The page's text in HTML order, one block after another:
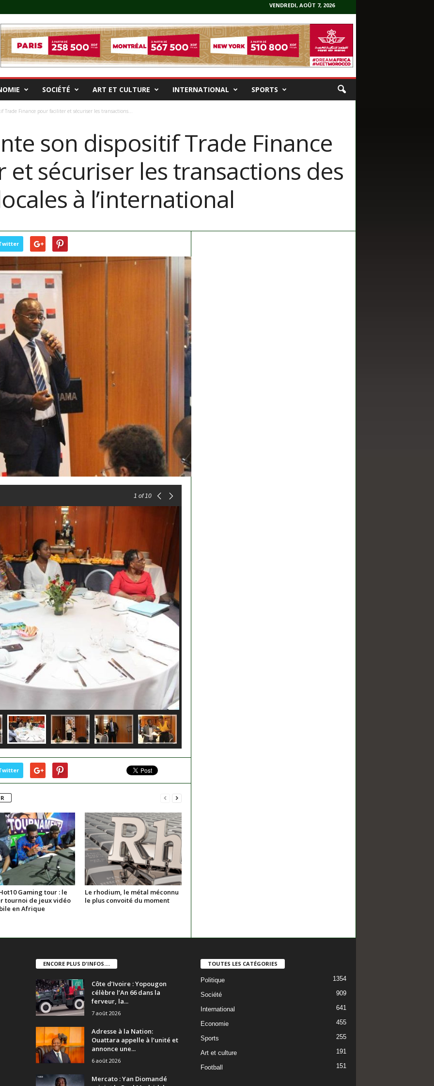
VENDREDI, AOÛT 7, 2026
SOCIÉTÉ ART ET CULTURE INTERNATIONAL SPORTS
Trade Finance pour faciliter et sécuriser les transactions...
son dispositif Trade Finance
sécuriser les transactions des
à l’international
1 of 10
Gaming tour : le
tournoi de jeux vidéo
en Afrique
Le rhodium, le métal méconnu
le plus convoité du moment
ENCORE PLUS D'INFOS....
Côte d’Ivoire : Yopougon
célèbre l’An 66 dans la
ferveur, la...
7 août 2026
Adresse à la Nation:
Ouattara appelle à l’unité et
annonce une...
6 août 2026
Mercato : Yan Diomandé
TOUTES LES CATÉGORIES
Politique 1354
Société 909
International 641
Economie 455
Sports 255
Art et culture 191
Football 151